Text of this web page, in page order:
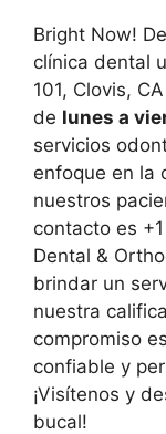
Bright Now!
clínica dental
101, Clovis,
de lunes a
servicios
enfoque en la
nuestros
contacto es
Dental &
brindar un
nuestra
compromiso
confiable y
¡Visítenos y
bucal!